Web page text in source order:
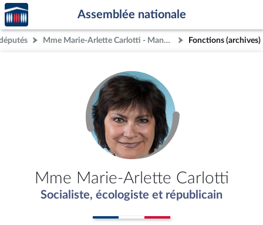
Aller au contenu
Aller en bas de la page
Accèder
à la
page
d'accueil
Assemblée nationale
Mme Marie-Arlette Carlotti - Mandat clos - Bouches-du-Rhône (5e circonscription) Fonctions (archives)
Mme Marie-Arlette Carlotti
Socialiste, écologiste et républicain